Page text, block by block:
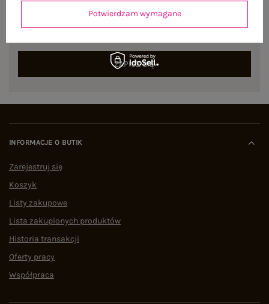
Zapisz się do naszego newslettera i otrzymaj 15% zniżki na
pierwsze zamówienie
ZAPISZ SIĘ
INFORMACJE O BUTIK
Zarejestruj się
Koszyk
Listy zakupowe
Lista zakupionych produktów
Historia transakcji
Oferty pracy
Współpraca
Potwierdzam wymagane